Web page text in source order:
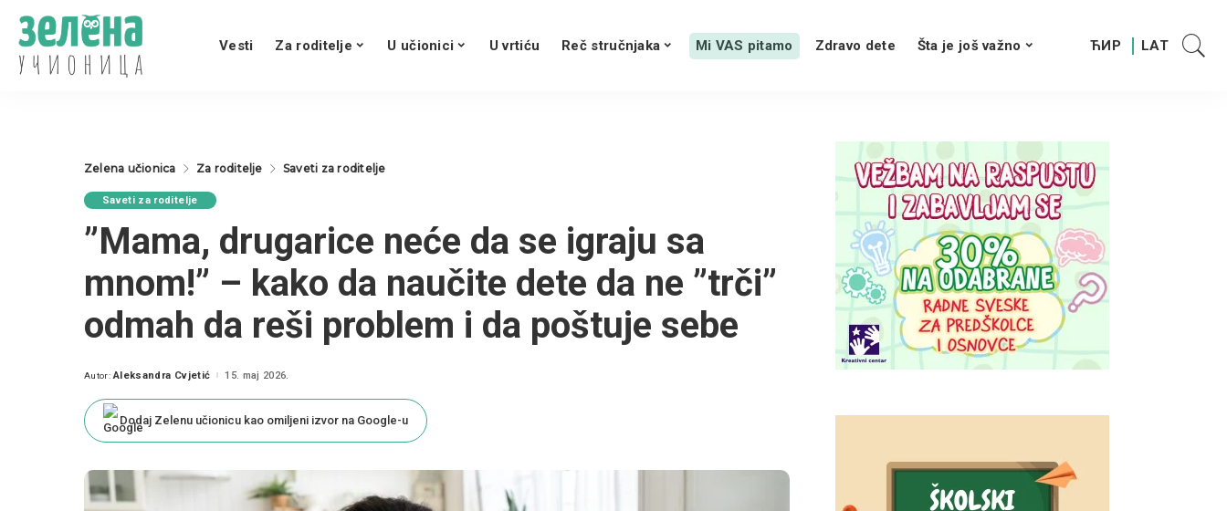
Vesti Za roditelje U učionici U vrtiću Reč stručnjaka Mi VAS pitamo Zdravo dete Šta je još važno
Zelena učionica Za roditelje Saveti za roditelje
Saveti za roditelje
”Mama, drugarice neće da se igraju sa
mnom!” – kako da naučite dete da ne ”trči”
odmah da reši problem i da poštuje sebe
Posted
Autor: Aleksandra Cvjetić 15. maj 2026.
Dodaj Zelenu učionicu kao omiljeni izvor na Google-u